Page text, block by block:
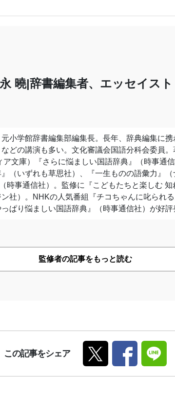
曉|辞書編集者、エッセイスト
小学館辞書編集部編集長。長年、辞典編集に携
などの講演も多い。文化審議会国語分科会委員
文庫）『さらに悩ましい国語辞典』（時事通
（いずれも草思社）、『一生ものの語彙力』
事通信社）。監修に『こどもたちと楽しむ 知
社）。NHKの人気番組『チコちゃんに叱られ
ぱり悩ましい国語辞典』（時事通信社）が好評
監修者の記事をもっと読む
この記事をシェア